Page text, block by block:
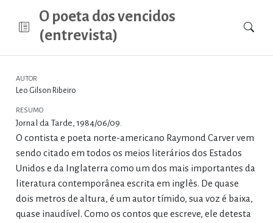
O poeta dos vencidos
(entrevista)
AUTOR
Leo Gilson Ribeiro
RESUMO
Jornal da Tarde, 1984/06/09.
O contista e poeta norte-americano Raymond Carver vem
sendo citado em todos os meios literários dos Estados
Unidos e da Inglaterra como um dos mais importantes da
literatura contemporânea escrita em inglês. De quase
dois metros de altura, é um autor tímido, sua voz é baixa,
quase inaudível. Como os contos que escreve, ele detesta